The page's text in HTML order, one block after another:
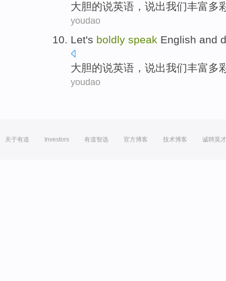
大胆的说英语 ， 说出我们丰富多
youdao
Let's boldly speak English and
大胆的说英语 ， 说出我们丰富多
youdao
关于有道 Investors 有道智选 官方博客 技术博客 诚聘英才